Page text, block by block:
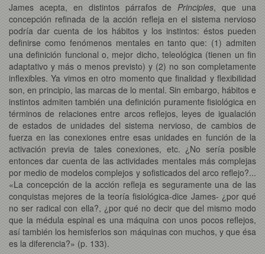
James acepta, en distintos párrafos de Principles, que una
concepción refinada de la acción refleja en el sistema nervioso
podría dar cuenta de los hábitos y los instintos: éstos pueden
definirse como fenómenos mentales en tanto que: (1) admiten
una definición funcional o, mejor dicho, teleológica (tienen un fin
adaptativo y más o menos previsto) y (2) no son completamente
inflexibles. Ya vimos en otro momento que finalidad y flexibilidad
son, en principio, las marcas de lo mental. Sin embargo, hábitos e
instintos admiten también una definición puramente fisiológica en
términos de relaciones entre arcos reflejos, leyes de igualación
de estados de unidades del sistema nervioso, de cambios de
fuerza en las conexiones entre esas unidades en función de la
activación previa de tales conexiones, etc. ¿No sería posible
entonces dar cuenta de las actividades mentales más complejas
por medio de modelos complejos y sofisticados del arco reflejo?...
«La concepción de la acción refleja es seguramente una de las
conquistas mejores de la teoría fisiológica-dice James- ¿por qué
no ser radical con ella?, ¿por qué no decir que del mismo modo
que la médula espinal es una máquina con unos pocos reflejos,
así también los hemisferios son máquinas con muchos, y que ésa
es la diferencia?» (p. 133).